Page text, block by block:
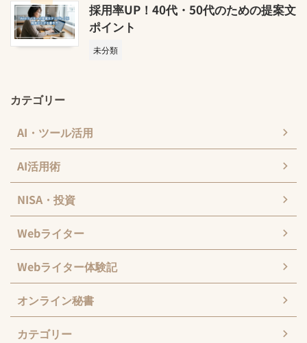
採用率UP！40代・50代のための提案文
ポイント
未分類
カテゴリー
AI・ツール活用
AI活用術
NISA・投資
Webライター
Webライター体験記
オンライン秘書
カテゴリー